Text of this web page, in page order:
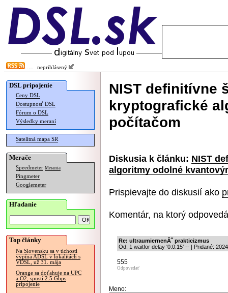
neprihlásený
DSL pripojenie
Ceny DSL
Dostupnosť DSL
Fórum o DSL
Výsledky meraní
Satelitná mapa SR
Merače
Speedmeter Merania
Pingmeter
Googlemeter
Hľadanie
Top články
Na Slovensku sa v tichosti
vypína ADSL v lokalitách s
VDSL, už 31. mája
Orange sa doťahuje na UPC
a O2, spustí 2.5 Gbps
pripojenie
NIST definitívne
kryptografické
počítačom
Diskusia k článku: NIST
algoritmy odolné
Prispievajte do diskusií ako
Komentár, na ktorý
Re: ultraumiernenĂ˝ prakticizmus
Od: 1 waitfor delay '0:0:15' -- | Pridané:
555
Odpovedať
Meno: